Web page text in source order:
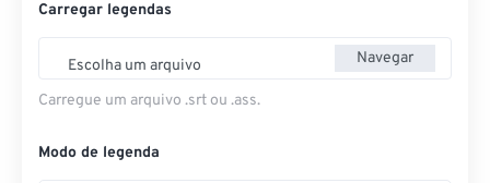
Carregar legendas
Escolha um arquivo Navegar
Carregue um arquivo .srt ou .ass.
Modo de legenda